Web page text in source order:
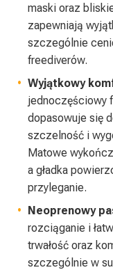
maski oraz
zapewniają
szczególnie
freediverów.
Wyjątkowy
jednoczęściowy
dopasowuje się
szczelność i
Matowe
a gładka
przyleganie.
Neoprenowy
rozciąganie i
trwałość oraz
szczególnie w